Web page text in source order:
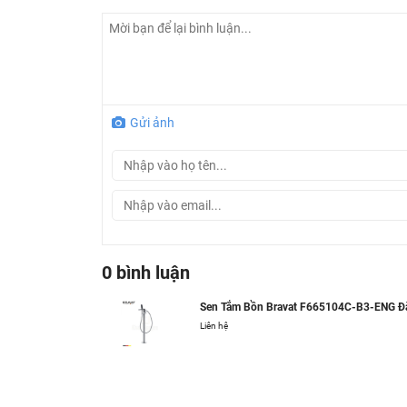
- Thương hiệu: Bravat
Gửi ảnh
0 bình luận
Sen Tắm Bồn Bravat F665104C-B3-ENG
Liên hệ